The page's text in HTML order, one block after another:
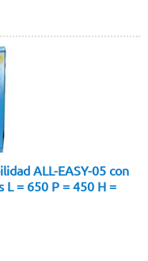
ALL-EASY-05 con
= 650 P = 450 H =